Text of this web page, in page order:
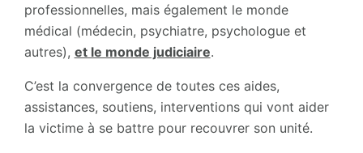
professionnelles, mais également le monde
médical (médecin, psychiatre, psychologue et
autres), et le monde judiciaire.
C’est la convergence de toutes ces aides,
assistances, soutiens, interventions qui vont aider
la victime à se battre pour recouvrer son unité.